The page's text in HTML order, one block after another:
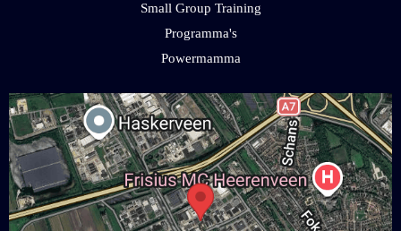
Small Group Training
Programma's
Powermamma